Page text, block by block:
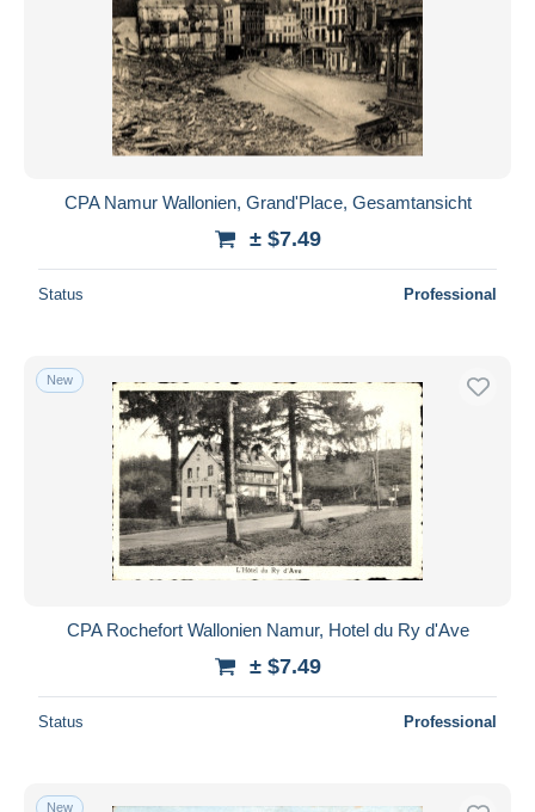
CPA Namur Wallonien, Grand'Place, Gesamtansicht
± $7.49
Status Professional
New
CPA Rochefort Wallonien Namur, Hotel du Ry d'Ave
± $7.49
Status Professional
New